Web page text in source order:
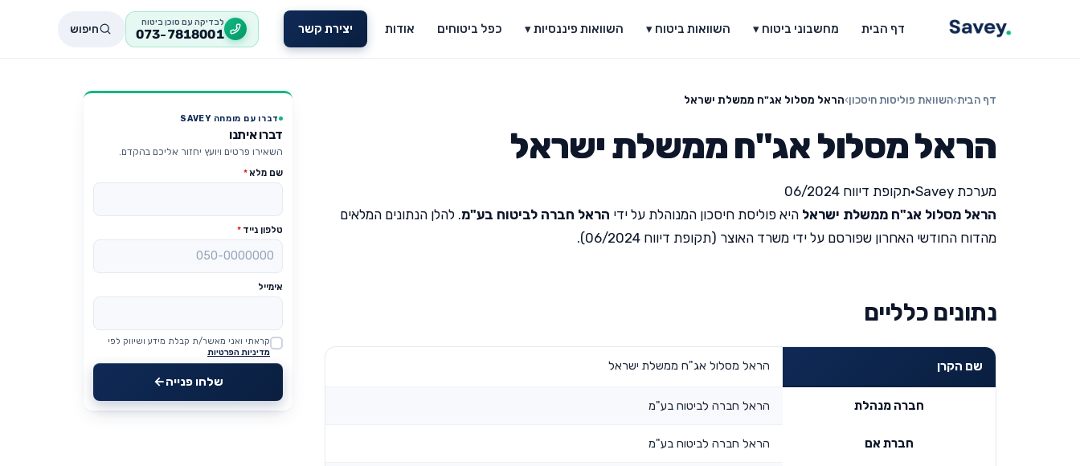
דף הבית מחשבוני ביטוח ▾ השוואות ביטוח ▾ השוואות פיננסיות ▾ כפל ביטוחים אודות יצירת קשר לבדיקה עם סוכן ביטוח
073-7818001 חיפוש
דף הבית›השוואת פוליסות חיסכון›הראל מסלול אג"ח ממשלת ישראל
הראל מסלול אג"ח ממשלת ישראל
מערכת Savey •תקופת דיווח 06/2024
הראל מסלול אג"ח ממשלת ישראל היא פוליסת חיסכון המנוהלת על ידי הראל חברה לביטוח בע"מ. להלן הנתונים המלאים
מהדוח החודשי האחרון שפורסם על ידי משרד האוצר (תקופת דיווח 06/2024).
נתונים כלליים
שם הקרן הראל מסלול אג"ח ממשלת ישראל
חברה מנהלת הראל חברה לביטוח בע"מ
חברת אם הראל חברה לביטוח בע"מ
דברו עם מומחה SAVEY
דברו איתנו
השאירו פרטים ויועץ יחזור אליכם בהקדם.
שם מלא*
טלפון נייד *
אימייל
Website
קראתי ואני מאשר/ת קבלת מידע ושיווק לפי
מדיניות הפרטיות
שלחו פנייה